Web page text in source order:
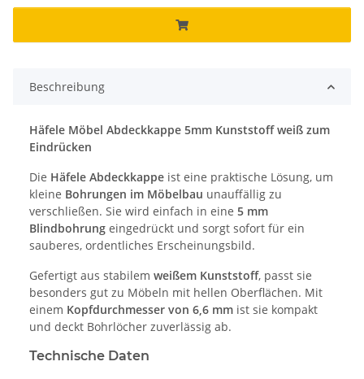
Beschreibung
Häfele Möbel Abdeckkappe 5mm Kunststoff weiß zum
Eindrücken
Die Häfele Abdeckkappe ist eine praktische Lösung, um
kleine Bohrungen im Möbelbau unauffällig zu
verschließen. Sie wird einfach in eine 5 mm
Blindbohrung eingedrückt und sorgt sofort für ein
sauberes, ordentliches Erscheinungsbild.
Gefertigt aus stabilem weißem Kunststoff, passt sie
besonders gut zu Möbeln mit hellen Oberflächen. Mit
einem Kopfdurchmesser von 6,6 mm ist sie kompakt
und deckt Bohrlöcher zuverlässig ab.
Technische Daten